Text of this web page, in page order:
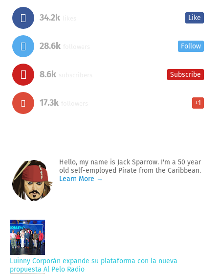
34.2k Like
28.6k Follow
8.6k Subscribe
17.3k +1
Hello, my name is Jack Sparrow. I'm a 50 year
old self-employed Pirate from the Caribbean.
Learn More →
Luinny Corporán expande su plataforma con la nueva
propuesta Al Pelo Radio